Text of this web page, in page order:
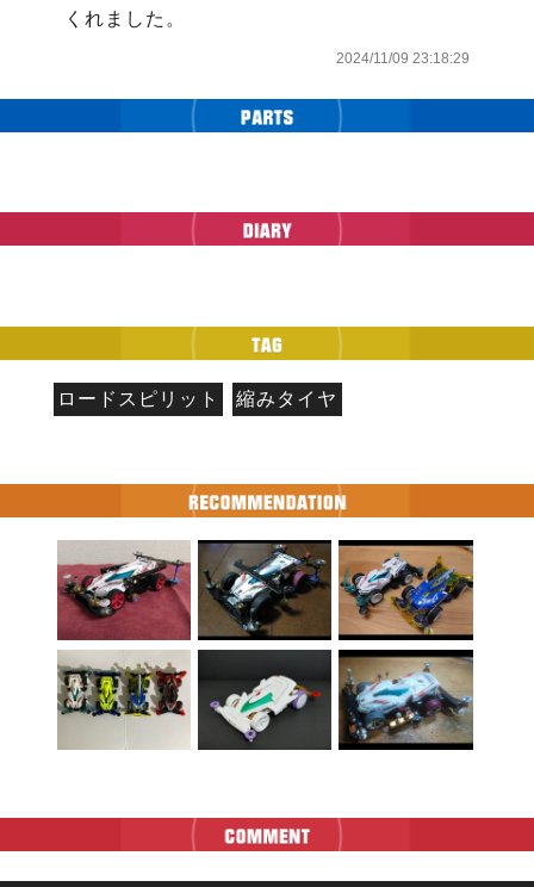
くれました。
2024/11/09 23:18:29
ロードスピリット 縮みタイヤ